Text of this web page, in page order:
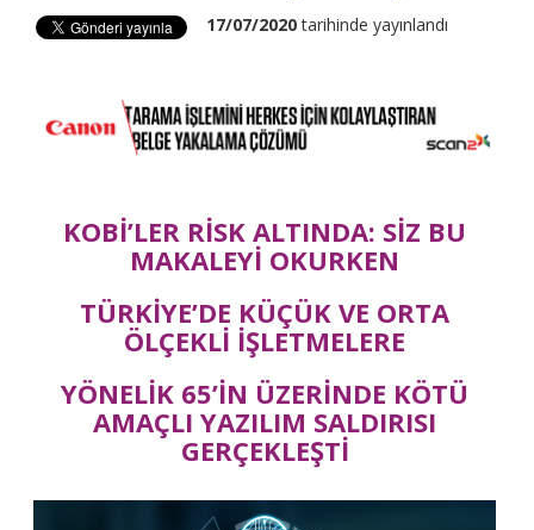
17/07/2020tarihinde yayınlandı
KOBİ’LER RİSK ALTINDA: SİZ BU
MAKALEYİ OKURKEN
TÜRKİYE’DE KÜÇÜK VE ORTA
ÖLÇEKLİ İŞLETMELERE
YÖNELİK 65’İN ÜZERİNDE KÖTÜ
AMAÇLI YAZILIM SALDIRISI
GERÇEKLEŞTİ